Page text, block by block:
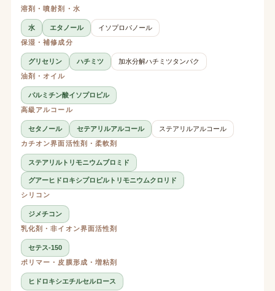
溶剤・噴射剤・水
水 エタノール
イソプロパノール
保湿・補修成分
グリセリン ハチミツ
加水分解ハチミツタンパク
油剤・オイル
パルミチン酸イソプロピル
高級アルコール
セタノール セテアリルアルコール
ステアリルアルコール
カチオン界面活性剤・柔軟剤
ステアリルトリモニウムブロミド
グアーヒドロキシプロピルトリモニウムクロリド
シリコン
ジメチコン
乳化剤・非イオン界面活性剤
セテス-150
ポリマー・皮膜形成・増粘剤
ヒドロキシエチルセルロース